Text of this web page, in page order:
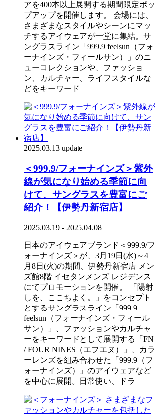
アを400本以上展開する期間限定ポッ
プアップを開催します。 会場には、
さまざまなスタイルやシーンにマッ
チするアイウェアが一堂に集結。サ
ングラスライン「999.9 feelsun（フォ
ーナインズ・フィールサン）」のニ
ューコレクションや、ファッショ
ン、カルチャー、ライフスタイルな
どをキーワード
2025.03.13 update
＜999.9/フォーナインズ＞紫外
線が気になり始める季節に向
けて、サングラスを豊富にご
紹介！【伊勢丹新宿店】
2025.03.19 - 2025.04.08
日本のアイウェアブランド＜999.9/フ
ォーナインズ＞が、3月19日(水)～4
月8日(火)の期間、伊勢丹新宿店 メン
ズ館8階 イセタンメンズ レジデンス
にてプロモーションを開催。 「陽射
しを、ここちよく。」をコンセプト
とするサングラスライン「999.9
feelsun（フォーナインズ・フィール
サン）」、ファッションやカルチャ
ーをキーワードとして展開する「FN
/ FOUR NINES（エフエヌ）」、カラ
ーレンズを組み合わせた「999.9（フ
ォーナインズ）」のアイウェアなど
を中心に展開。日常使い、ドラ